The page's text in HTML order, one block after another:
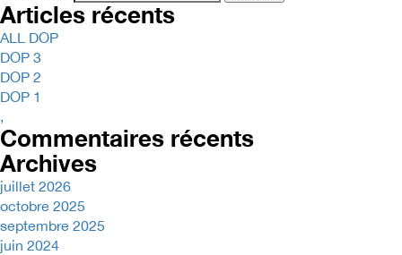
Articles récents
ALL DOP
DOP 3
DOP 2
DOP 1
,
Commentaires récents
Archives
juillet 2026
octobre 2025
septembre 2025
juin 2024